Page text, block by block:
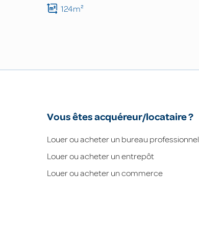
124m²
Vous êtes acquéreur/locataire ?
Louer ou acheter un bureau professionnel
Louer ou acheter un entrepôt
Louer ou acheter un commerce